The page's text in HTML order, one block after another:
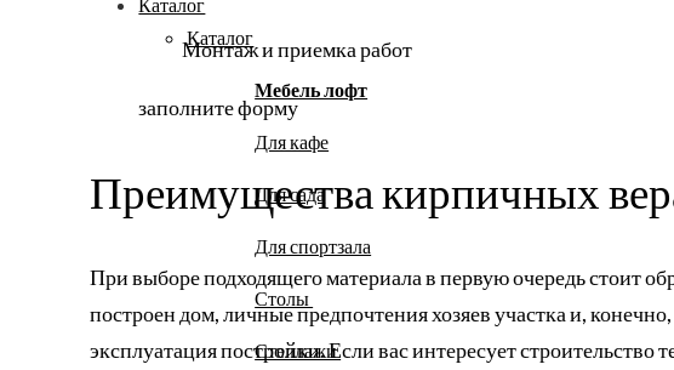
Каталог
Мебель лофт
Для кафе
Для сада
Для спортзала
Столы
Стеллажи
Монтаж и приемка работ
заполните форму
Преимущества кирпичных
При выборе подходящего материала в первую очередь стоит
построен дом, личные предпочтения хозяев участка и,
эксплуатация постройки. Если вас интересует строительство